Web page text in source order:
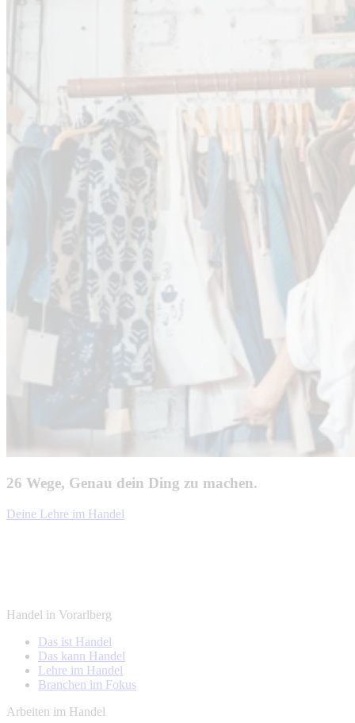
26 Wege, Genau dein Ding zu machen.
Deine Lehre im Handel
Handel in Vorarlberg
Das ist Handel
Das kann Handel
Lehre im Handel
Branchen im Fokus
Arbeiten im Handel